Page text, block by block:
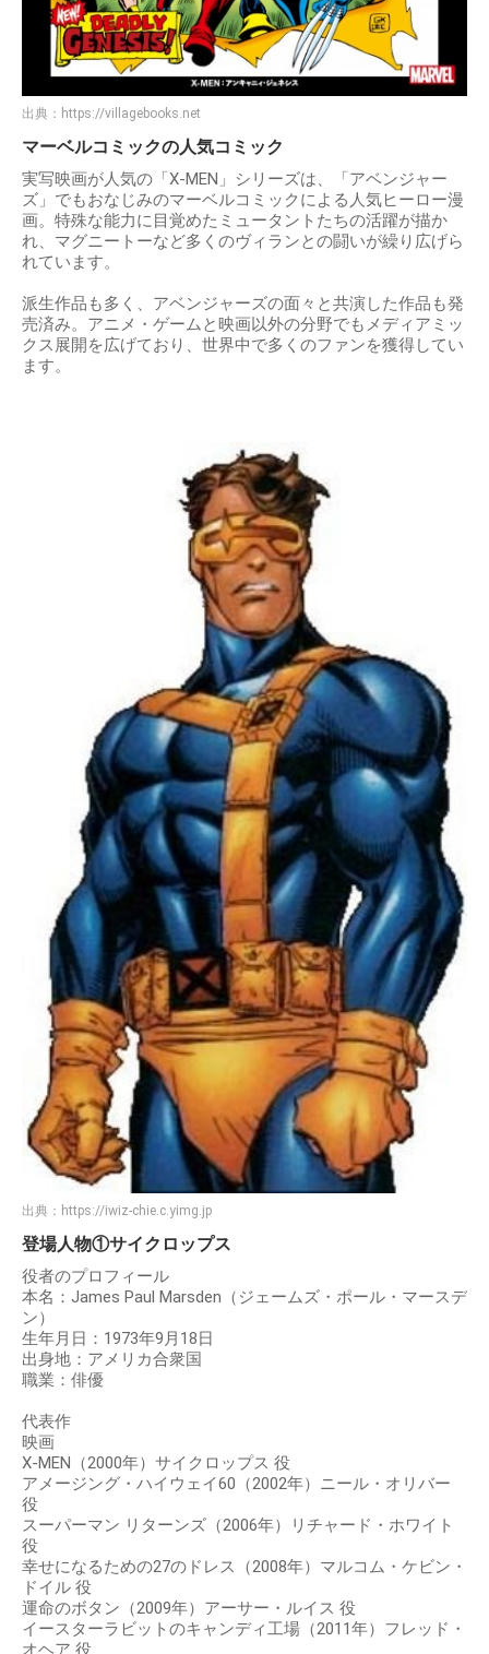
出典： https://villagebooks.net
マーベルコミックの人気コミック
実写映画が人気の「X-MEN」シリーズは、「アベンジャー
ズ」でもおなじみのマーベルコミックによる人気ヒーロー漫
画。特殊な能力に目覚めたミュータントたちの活躍が描か
れ、マグニートーなど多くのヴィランとの闘いが繰り広げら
れています。
派生作品も多く、アベンジャーズの面々と共演した作品も発
売済み。アニメ・ゲームと映画以外の分野でもメディアミッ
クス展開を広げており、世界中で多くのファンを獲得してい
ます。
出典： https://iwiz-chie.c.yimg.jp
登場人物①サイクロップス
役者のプロフィール
本名：James Paul Marsden（ジェームズ・ポール・マースデ
ン）
生年月日：1973年9月18日
出身地：アメリカ合衆国
職業：俳優
代表作
映画
X-MEN（2000年）サイクロップス 役
アメージング・ハイウェイ60（2002年）ニール・オリバー
役
スーパーマン リターンズ（2006年）リチャード・ホワイト
役
幸せになるための27のドレス（2008年）マルコム・ケビン・
ドイル 役
運命のボタン（2009年）アーサー・ルイス 役
イースターラビットのキャンディ工場（2011年）フレッド・
オヘア 役